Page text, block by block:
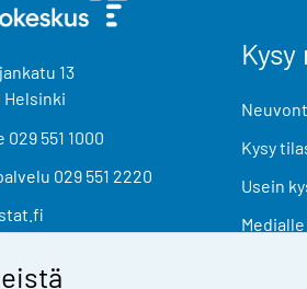
13
Helsinki
029 551 1000
029 551 2220
Kysy
Usein
Medialle